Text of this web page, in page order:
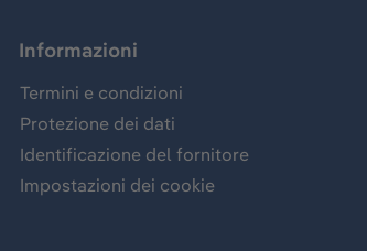
Informazioni
Termini e condizioni
Protezione dei dati
Identificazione del fornitore
Impostazioni dei cookie